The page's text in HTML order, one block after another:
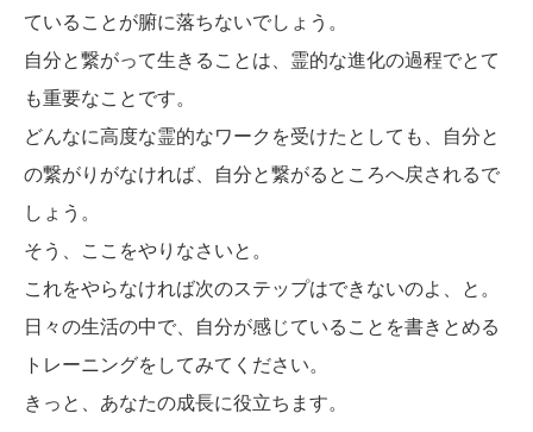
ていることが腑に落ちないでしょう。
自分と繋がって生きることは、霊的な進化の過程でとて
も重要なことです。
どんなに高度な霊的なワークを受けたとしても、自分と
の繋がりがなければ、自分と繋がるところへ戻されるで
しょう。
そう、ここをやりなさいと。
これをやらなければ次のステップはできないのよ、と。
日々の生活の中で、自分が感じていることを書きとめる
トレーニングをしてみてください。
きっと、あなたの成長に役立ちます。